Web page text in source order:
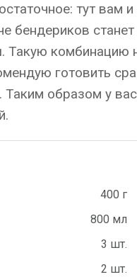
тут вам
бендериков станет
. Такую комбинацию
готовить
Таким образом у
400 г
800 мл
3 шт.
2 шт.